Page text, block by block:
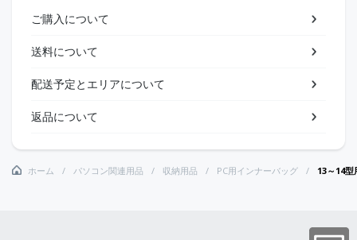
ご購入について
送料について
配送予定とエリアについて
返品について
ホーム パソコン関連用品 収納用品 PC用インナーバッグ 13～14